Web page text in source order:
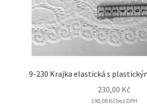
9-230 Krajka elastická s
230,00 Kč
190,08 Kčbez DPH